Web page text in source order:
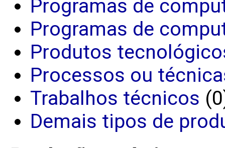
Programas de
Programas de
Produtos
Processos ou
Trabalhos técnicos
Demais tipos de